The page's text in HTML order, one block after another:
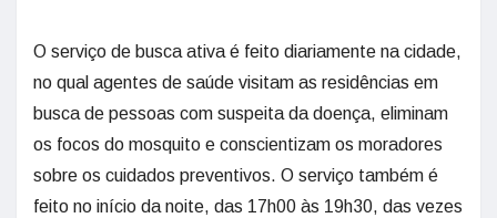
O serviço de busca ativa é feito diariamente na cidade,
no qual agentes de saúde visitam as residências em
busca de pessoas com suspeita da doença, eliminam
os focos do mosquito e conscientizam os moradores
sobre os cuidados preventivos. O serviço também é
feito no início da noite, das 17h00 às 19h30, das vezes